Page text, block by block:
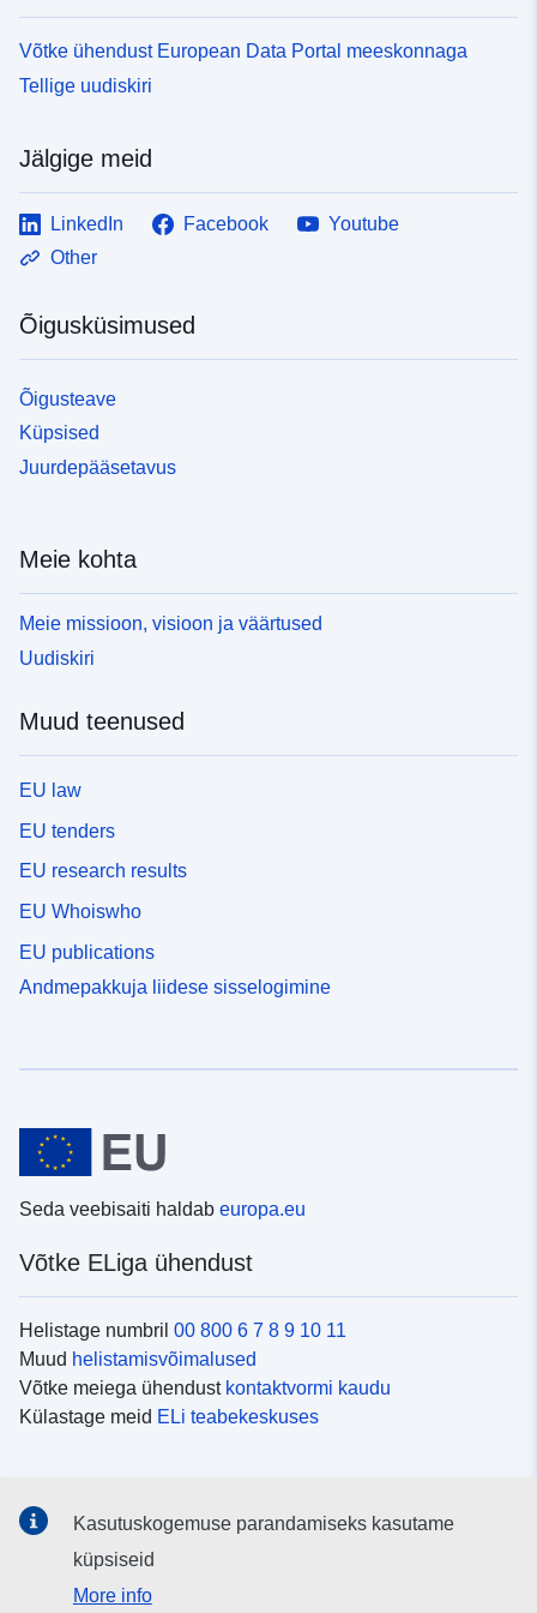
Võtke ühendust European Data Portal meeskonnaga
Tellige uudiskiri
Jälgige meid
LinkedIn Facebook
Youtube
Other
Õigusküsimused
Õigusteave
Küpsised
Juurdepääsetavus
Meie kohta
Meie missioon, visioon ja väärtused
Uudiskiri
Muud teenused
EU law
EU tenders
EU research results
EU Whoiswho
EU publications
Andmepakkuja liidese sisselogimine
Seda veebisaiti haldab europa.eu
Võtke ELiga ühendust
Helistage numbril 00 800 6 7 8 9 10 11
Muud helistamisvõimalused
Võtke meiega ühendust kontaktvormi kaudu
Külastage meid ELi teabekeskuses
Otsige ELi teavet
Kasutuskogemuse parandamiseks kasutame
küpsiseid
More info